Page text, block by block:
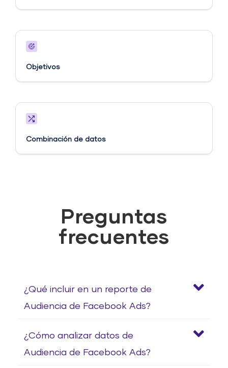
Objetivos​
Combinación de datos
Preguntas
frecuentes
¿Qué incluir en un reporte de
Audiencia de Facebook Ads?
¿Cómo analizar datos de
Audiencia de Facebook Ads?